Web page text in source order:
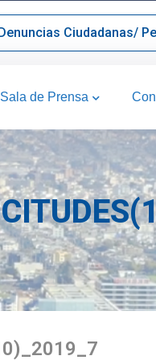
Ciudadanas/
Sala de Prensa